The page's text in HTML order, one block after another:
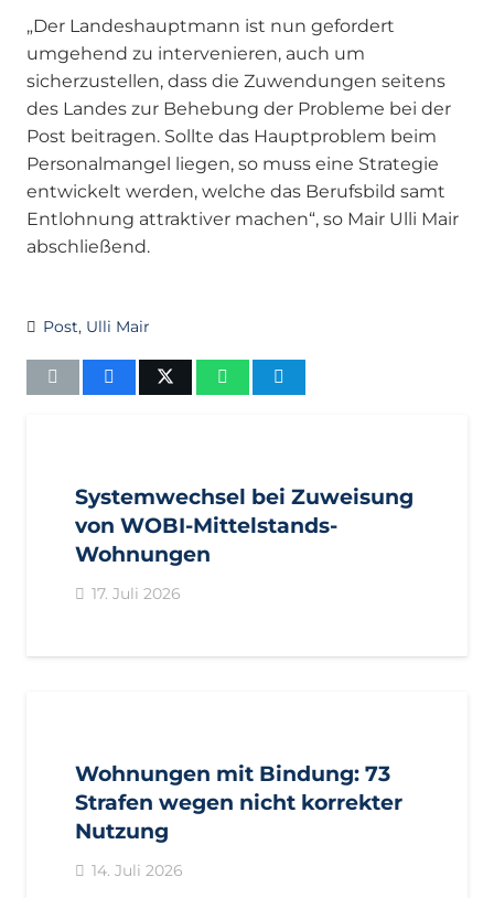
„Der Landeshauptmann ist nun gefordert
umgehend zu intervenieren, auch um
sicherzustellen, dass die Zuwendungen seitens
des Landes zur Behebung der Probleme bei der
Post beitragen. Sollte das Hauptproblem beim
Personalmangel liegen, so muss eine Strategie
entwickelt werden, welche das Berufsbild samt
Entlohnung attraktiver machen“, so Mair Ulli Mair
abschließend.
Post, Ulli Mair
Systemwechsel bei Zuweisung
von WOBI-Mittelstands-
Wohnungen
17. Juli 2026
Wohnungen mit Bindung: 73
Strafen wegen nicht korrekter
Nutzung
14. Juli 2026